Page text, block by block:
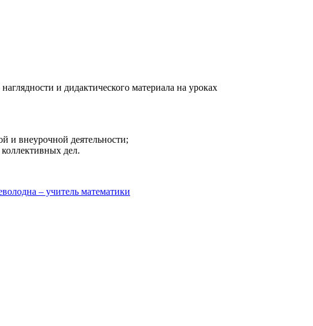
и дидактического материала на уроках
и внеурочной деятельности;
дел.